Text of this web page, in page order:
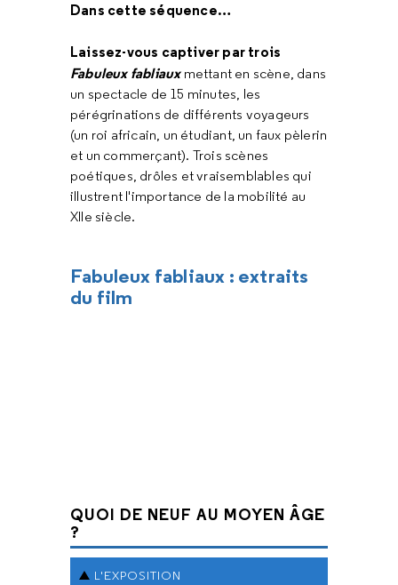
Dans cette séquence…
Laissez-vous captiver par trois
Fabuleux fabliauxmettant en scène, dans
un spectacle de 15 minutes, les
pérégrinations de différents voyageurs
(un roi africain, un étudiant, un faux pèlerin
et un commerçant). Trois scènes
poétiques, drôles et vraisemblables qui
illustrent l'importance de la mobilité au
XIIe siècle.
Fabuleux fabliaux : extraits
du film
QUOI DE NEUF AU MOYEN ÂGE
?
L'EXPOSITION